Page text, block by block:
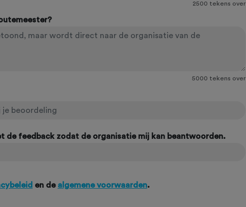
2500 tekens over
5000 tekens over
de feedback zodat de organisatie mij kan beantwoorden.
en de algemene voorwaarden.